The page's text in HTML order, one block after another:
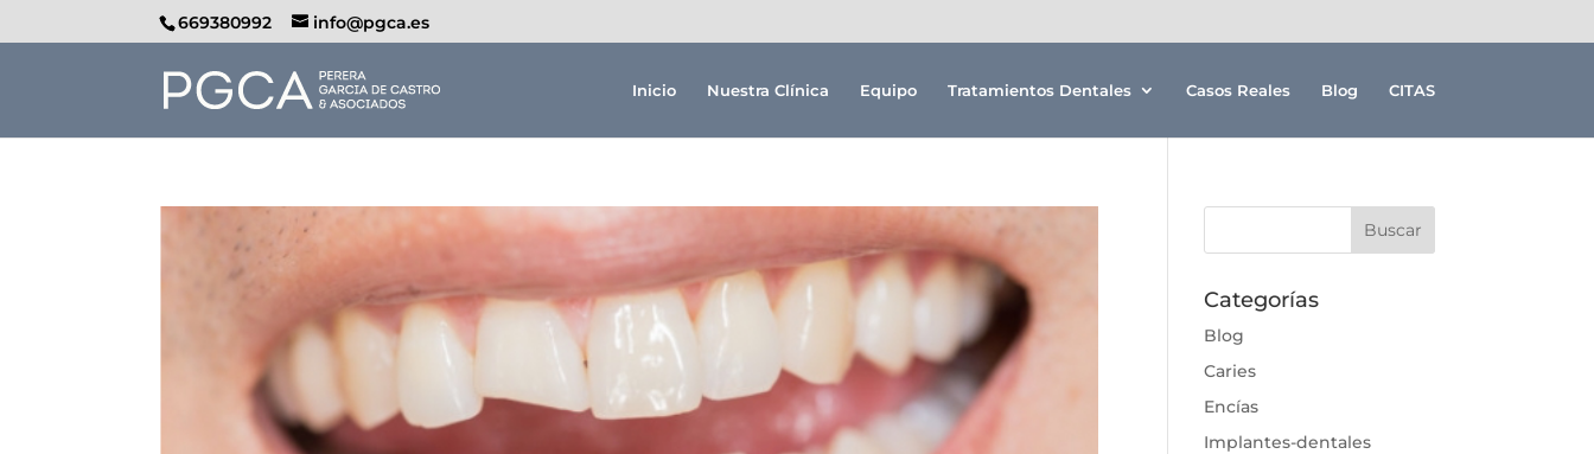
669380992 info@pgca.es
Inicio Nuestra Clínica Equipo Tratamientos Dentales Casos Reales Blog CITAS
Categorías
Blog
Caries
Encías
Implantes-dentales